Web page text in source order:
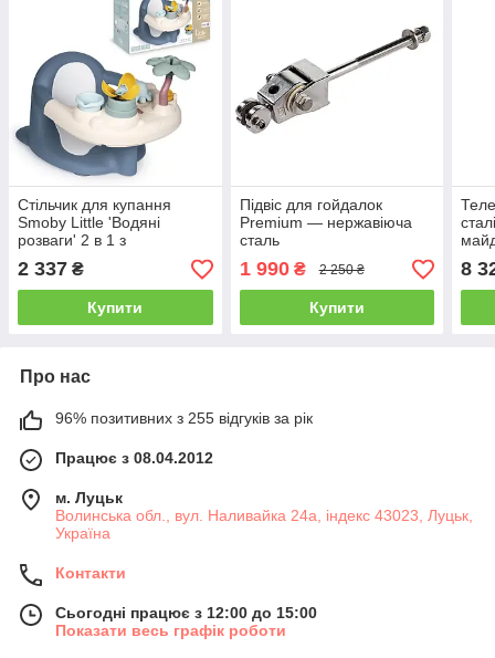
Стільчик для купання
Smoby Little 'Водяні
розваги' 2 в 1 з
функціональною ігровою
панеллю, 6 міс.+
2 337 ₴
Купити
Підвіс для гойдалок
Premium — нержавіюча
сталь
1 990₴ 2 250 ₴
Купити
8
Про нас
96% позитивних з 255 відгуків за рік
Працює з 08.04.2012
м. Луцьк
Волинська обл., вул. Наливайка 24а, індекс 43023, Луцьк,
Україна
Контакти
Сьогодні працює з 12:00 до 15:00
Показати весь графік роботи